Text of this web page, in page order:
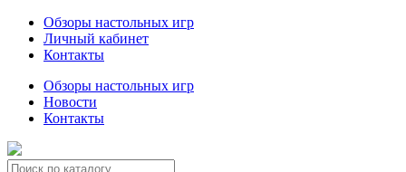
Обзоры настольных игр
Личный кабинет
Контакты
Обзоры настольных игр
Новости
Контакты